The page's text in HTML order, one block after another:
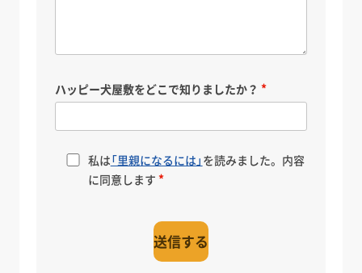
ハッピー犬屋敷をどこで知りましたか？
私は「里親になるには」 を読みました。内容
に同意します